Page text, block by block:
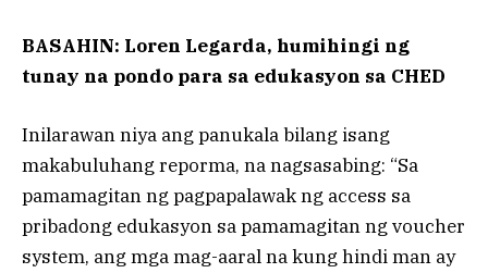
BASAHIN: Loren Legarda, humihingi ng
tunay na pondo para sa edukasyon sa CHED
Inilarawan niya ang panukala bilang isang
makabuluhang reporma, na nagsasabing: “Sa
pamamagitan ng pagpapalawak ng access sa
pribadong edukasyon sa pamamagitan ng voucher
system, ang mga mag-aaral na kung hindi man ay